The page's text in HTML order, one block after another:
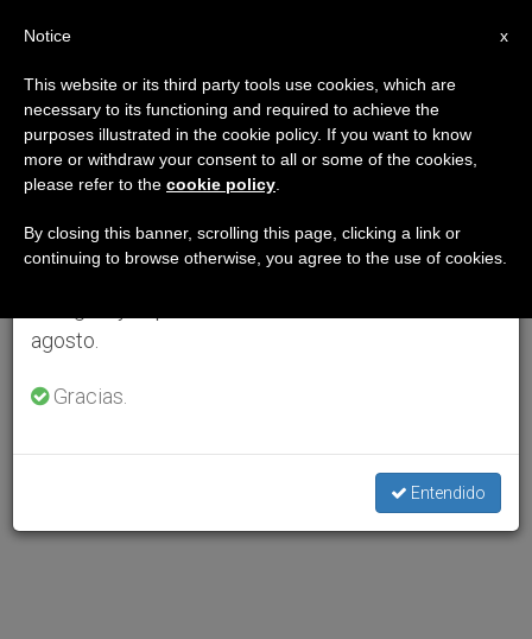
×
Aviso importante
Del 27 de julio al 7 de agosto haremos la pausa
anual, aprovechando que en el periodo de verano
se generan menos informaciones y también el
agosto.
Gracias.
Entendido
x
Notice
This website or its third party tools use cookies, which are
necessary to its functioning and required to achieve the
purposes illustrated in the cookie policy. If you want to know
more or withdraw your consent to all or some of the cookies,
please refer to the cookie policy
By closing this banner, scrolling this page, clicking a link or
continuing to browse otherwise, you agree to the use of cookies.